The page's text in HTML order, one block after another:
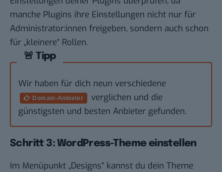
manche Plugins ihre Einstellungen nicht nur für
Administrator:innen freigeben, sondern auch schon
für „kleinere“ Rollen.
🚨 Tipp
Wir haben für dich neun verschiedene
Domain-Anbieter
verglichen und die
günstigsten und besten Anbieter gefunden.
Schritt 3: WordPress-Theme einstellen
Im Menüpunkt „Designs“ kannst du dein Theme